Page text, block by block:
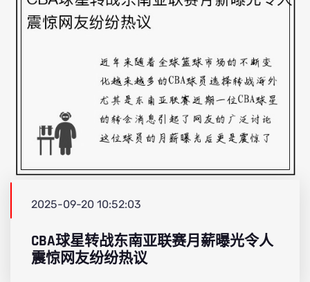
2025-09-20 10:52:03
CBA球星转战东南亚联赛月薪曝光令人
震惊网友纷纷热议